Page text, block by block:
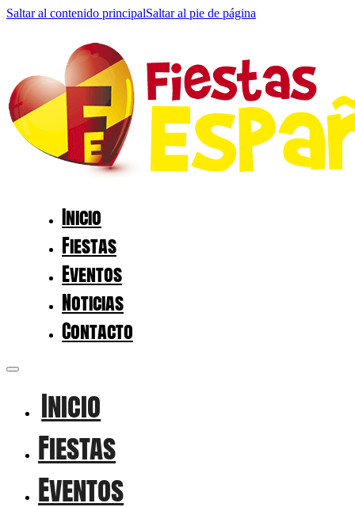
Saltar al contenido principalSaltar al pie de página
Inicio
Fiestas
Eventos
Noticias
Contacto
Inicio
Fiestas
Eventos